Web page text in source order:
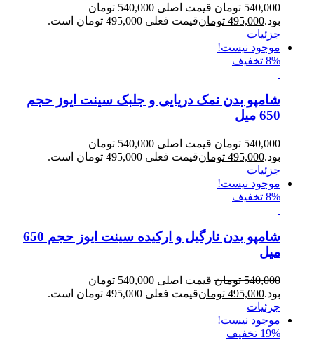
540,000 تومان
قیمت اصلی 540,000 تومان
بود.495,000 تومانقیمت فعلی 495,000 تومان است.
جزئیات
موجود نیست!
8% تخفیف
شامپو بدن نمک دریایی و جلبک سینت ایوز حجم
650 میل
540,000 تومان
قیمت اصلی 540,000 تومان
بود.495,000 تومانقیمت فعلی 495,000 تومان است.
جزئیات
موجود نیست!
8% تخفیف
شامپو بدن نارگیل و ارکیده سینت ایوز حجم 650
میل
540,000 تومان
قیمت اصلی 540,000 تومان
بود.495,000 تومانقیمت فعلی 495,000 تومان است.
جزئیات
موجود نیست!
19% تخفیف